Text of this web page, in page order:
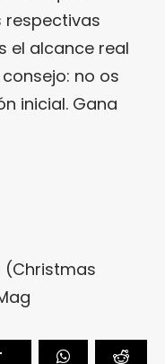
respectivas
el alcance real
no os
inicial. Gana
(Christmas